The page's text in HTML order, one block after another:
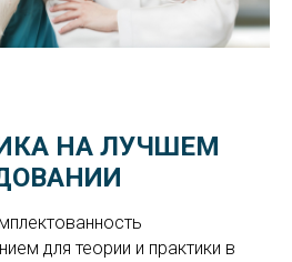
НА ЛУЧШЕМ
для теории и практики в